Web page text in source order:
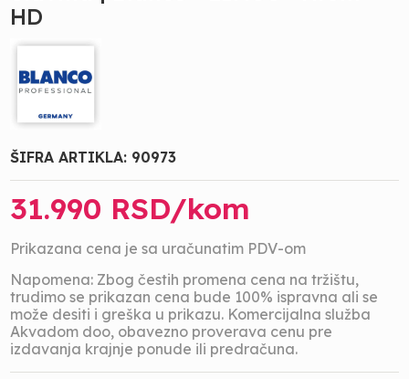
HD
ŠIFRA ARTIKLA: 90973
31.990 RSD/kom
Prikazana cena je sa uračunatim PDV-om
Napomena: Zbog čestih promena cena na tržištu,
trudimo se prikazan cena bude 100% ispravna ali se
može desiti i greška u prikazu. Komercijalna služba
Akvadom doo, obavezno proverava cenu pre
izdavanja krajnje ponude ili predračuna.